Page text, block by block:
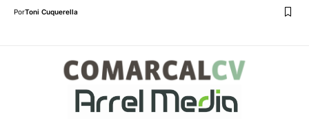
PorToni Cuquerella